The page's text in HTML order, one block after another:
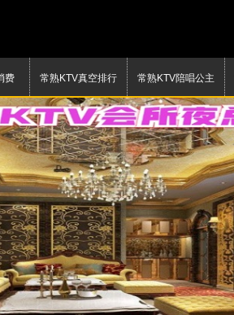
费 常熟KTV真空排行 常熟KTV陪唱公主